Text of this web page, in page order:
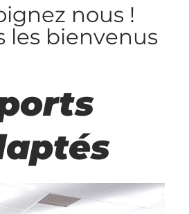
nous !
les bienvenus